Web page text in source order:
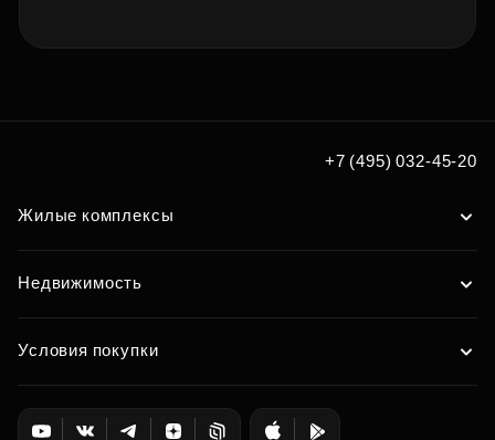
+7 (495) 032-45-20
Жилые комплексы
Недвижимость
Условия покупки